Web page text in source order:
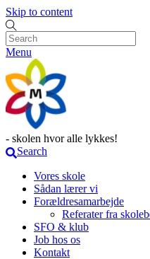
Skip to content
Menu
- skolen hvor alle lykkes!
Search
Vores skole
Sådan lærer vi
Forældresamarbejde
Referater fra
SFO & klub
Job hos os
Kontakt